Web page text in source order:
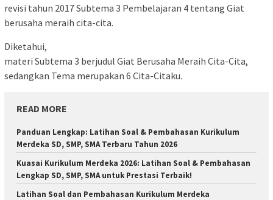
revisi tahun 2017 Subtema 3 Pembelajaran 4 tentang Giat
berusaha meraih cita-cita.
Diketahui,
materi Subtema 3 berjudul Giat Berusaha Meraih Cita-Cita,
sedangkan Tema merupakan 6 Cita-Citaku.
READ MORE
Panduan Lengkap: Latihan Soal & Pembahasan Kurikulum
Merdeka SD, SMP, SMA Terbaru Tahun 2026
Kuasai Kurikulum Merdeka 2026: Latihan Soal & Pembahasan
Lengkap SD, SMP, SMA untuk Prestasi Terbaik!
Latihan Soal dan Pembahasan Kurikulum Merdeka